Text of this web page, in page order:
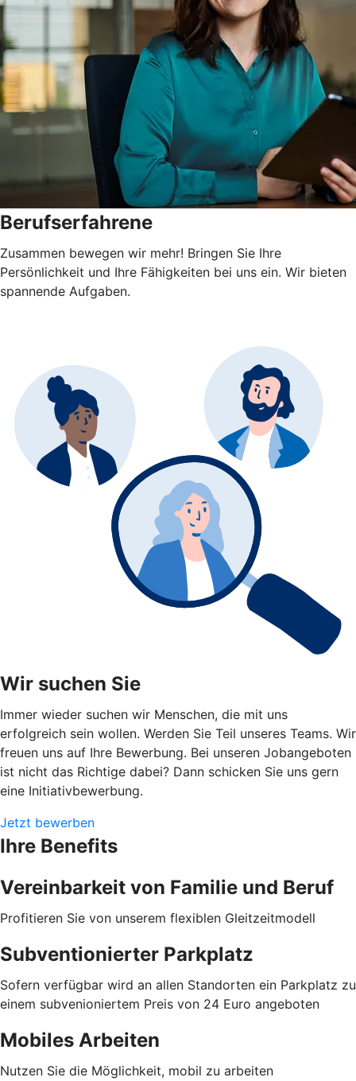
Berufserfahrene
Zusammen bewegen wir mehr! Bringen Sie Ihre
Persönlichkeit und Ihre Fähigkeiten bei uns ein. Wir bieten
spannende Aufgaben.
Wir suchen Sie
Immer wieder suchen wir Menschen, die mit uns
erfolgreich sein wollen. Werden Sie Teil unseres Teams. Wir
freuen uns auf Ihre Bewerbung. Bei unseren Jobangeboten
ist nicht das Richtige dabei? Dann schicken Sie uns gern
eine Initiativbewerbung.
Jetzt bewerben
Ihre Benefits
Vereinbarkeit von Familie und Beruf
Profitieren Sie von unserem flexiblen Gleitzeitmodell
Subventionierter Parkplatz
Sofern verfügbar wird an allen Standorten ein Parkplatz zu
einem subvenioniertem Preis von 24 Euro angeboten
Mobiles Arbeiten
Nutzen Sie die Möglichkeit, mobil zu arbeiten